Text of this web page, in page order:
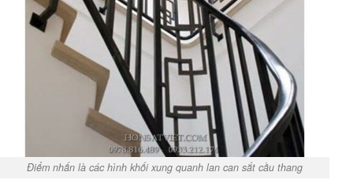
Điểm nhấn là các hình khối xung quanh lan can sắt cầu thang